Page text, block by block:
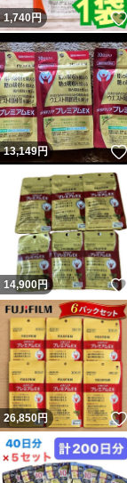
1,740円
13,149円
14,900円
26,850円